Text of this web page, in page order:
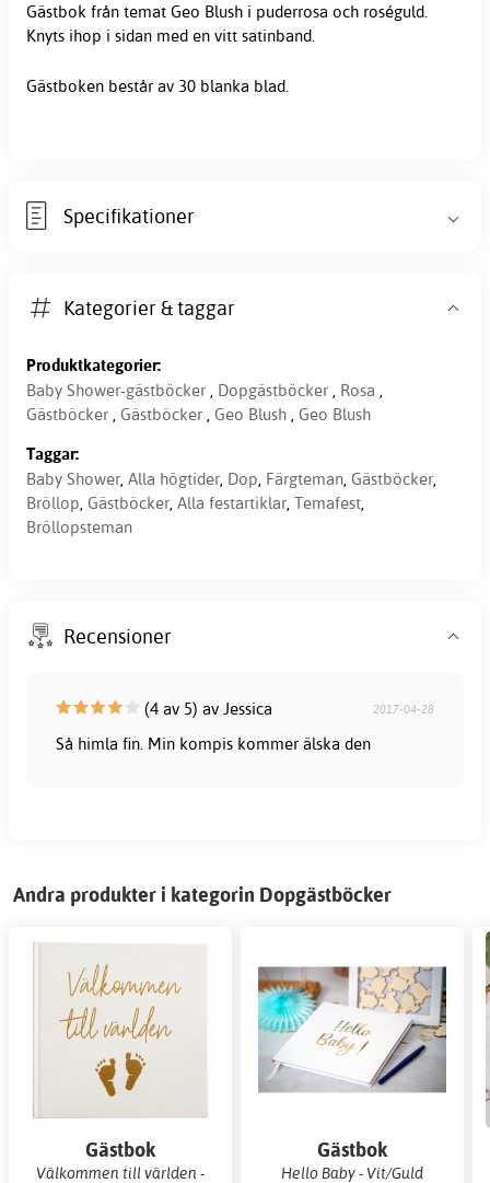
Gästbok från temat Geo Blush i puderrosa och roséguld.
Knyts ihop i sidan med en vitt satinband.
Gästboken består av 30 blanka blad.
Specifikationer
Kategorier & taggar
Produktkategorier:
Baby Shower-gästböcker , Dopgästböcker , Rosa ,
Gästböcker , Gästböcker , Geo Blush , Geo Blush
Taggar:
Baby Shower, Alla högtider, Dop, Färgteman, Gästböcker,
Bröllop, Gästböcker, Alla festartiklar, Temafest,
Bröllopsteman
Recensioner
(4 av 5) av Jessica 2017-04-28
Så himla fin. Min kompis kommer älska den
Andra produkter i kategorin Dopgästböcker
Gästbok
Välkommen till världen -
Gästbok
Hello Baby - Vit/Guld